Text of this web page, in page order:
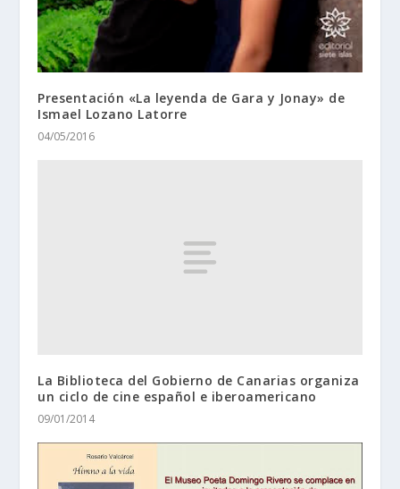
Presentación «La leyenda de Gara y Jonay» de
Ismael Lozano Latorre
04/05/2016
La Biblioteca del Gobierno de Canarias organiza
un ciclo de cine español e iberoamericano
09/01/2014